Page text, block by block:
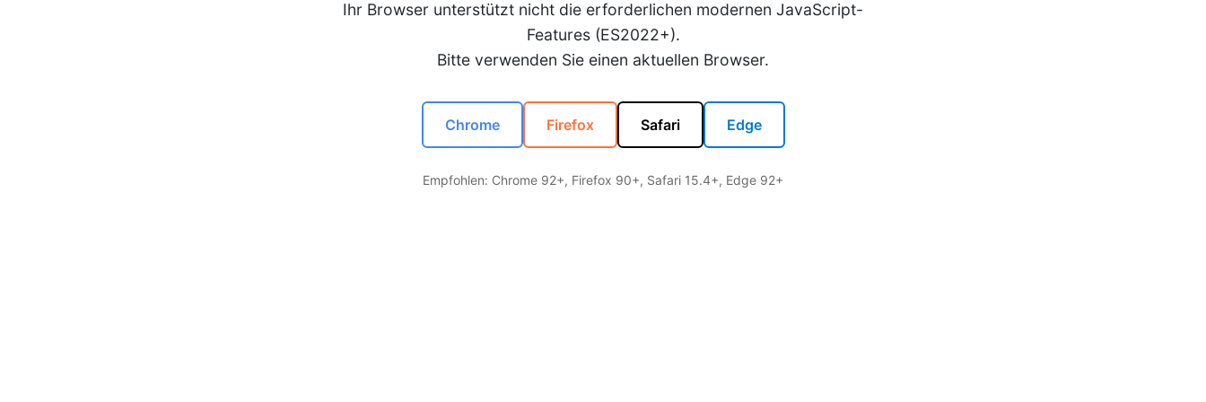
Ihr Browser unterstützt nicht die erforderlichen modernen JavaScript-
Features (ES2022+).
Bitte verwenden Sie einen aktuellen Browser.
Chrome Firefox Safari Edge
Empfohlen: Chrome 92+, Firefox 90+, Safari 15.4+, Edge 92+